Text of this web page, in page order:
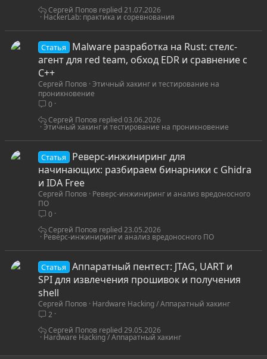
HackerLab: практика и соревнования
21.07.2026
Сергей Попов
Статья
Malware разработка на Rust: стелс-
агент для red team, обход EDR и сравнение с
C++
Сергей Попов Этичный хакинг и тестирование на
проникновение
0
Этичный хакинг и тестирование на проникновение
03.06.2026
Сергей Попов
Статья
Реверс-инжиниринг для
начинающих: разбираем бинарники с Ghidra
и IDA Free
Сергей Попов Реверс-инжиниринг и анализ вредоносного
ПО
0
Реверс-инжиниринг и анализ вредоносного ПО
23.05.2026
Сергей Попов
Статья
Аппаратный пентест: JTAG, UART и
SPI для извлечения прошивок и получения
shell
Сергей Попов Hardware Hacking / Аппаратный хакинг
2
Hardware Hacking / Аппаратный хакинг
29.05.2026
Сергей Попов